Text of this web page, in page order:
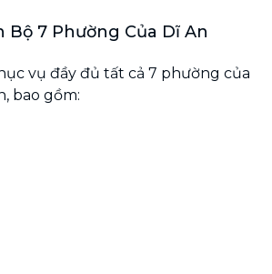
Bộ 7 Phường Của Dĩ An
vụ đầy đủ tất cả 7 phường của
bao gồm: